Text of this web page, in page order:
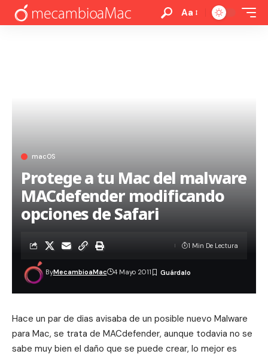
Aa
macOS
Protege a tu Mac del malware
MACdefender modificando
opciones de Safari
ByMecambioaMac 4 Mayo 2011
1 Min De Lectura
Hace un par de dias avisaba de un posible nuevo Malware
para Mac, se trata de MACdefender, aunque todavia no se
sabe muy bien el daño que se puede crear, lo mejor es